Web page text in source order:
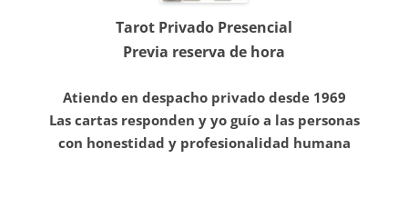
Tarot Privado Presencial
Previa reserva de hora
Atiendo en despacho privado desde 1969
Las cartas responden y yo guío a las personas
con honestidad y profesionalidad humana